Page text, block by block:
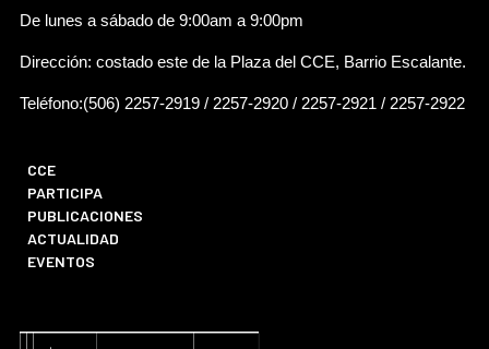
De lunes a sábado de 9:00am a 9:00pm
Dirección: costado este de la Plaza del CCE, Barrio Escalante.
Teléfono:(506) 2257-2919 / 2257-2920 / 2257-2921 / 2257-2922
CCE
PARTICIPA
PUBLICACIONES
ACTUALIDAD
EVENTOS